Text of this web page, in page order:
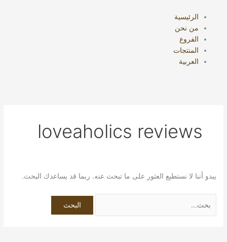
المحتوى
الرئيسية
من نحن
الفروع
المنتجات
العربية
loveaholics reviews
يبدو أننا لا نستطيع العثور على ما تبحث عنه. ربما قد يساعدك البحث.
عن: